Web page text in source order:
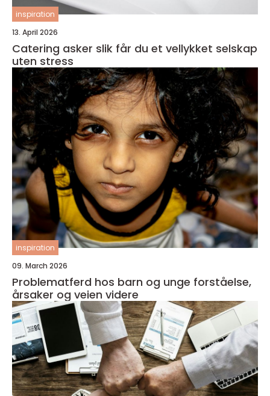
inspiration
13. April 2026
Catering asker slik får du et vellykket selskap
uten stress
inspiration
09. March 2026
Problematferd hos barn og unge forståelse,
årsaker og veien videre